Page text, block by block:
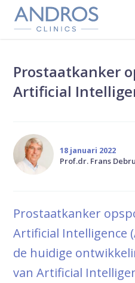
Navigatie overslaan
Prostaatkanker
Artificial
18 januari 2022
Prof.dr. Frans
Prostaatkanker
Artificial Intelligence
de huidige
van Artificial